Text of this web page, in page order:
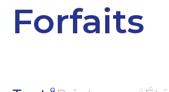
Forfaits